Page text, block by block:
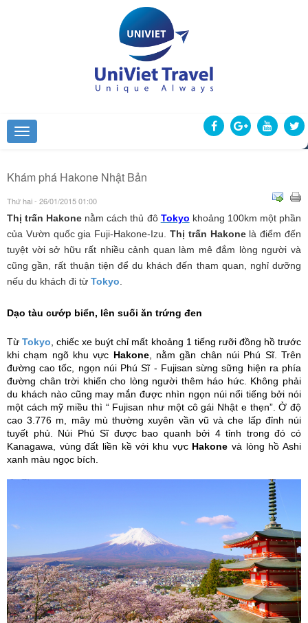
Khám phá Hakone Nhật Bản
Thứ hai - 26/01/2015 01:00
Thị trấn Hakone nằm cách thủ đô Tokyo khoảng 100km một phần
của Vườn quốc gia Fuji-Hakone-Izu. Thị trấn Hakonelà điểm đến
tuyệt vời sở hữu rất nhiều cảnh quan làm mê đắm lòng người và
cũng gần, rất thuận tiện để du khách đến tham quan, nghỉ dưỡng
nếu du khách đi từ Tokyo
Dạo tàu cướp biển, lên suối ăn trứng đen
TừTokyo , chiếc xe buýt chỉ mất khoảng 1 tiếng rưỡi đồng hồ trước
khi chạm ngõ khu vực Hakone, nằm gần chân núi Phú Sĩ. Trên
đường cao tốc, ngọn núi Phú Sĩ - Fujisan sừng sững hiện ra phía
đường chân trời khiến cho lòng người thêm háo hức. Không phải
du khách nào cũng may mắn được nhìn ngọn núi nổi tiếng bởi nói
một cách mỹ miều thì “ Fujisan như một cô gái Nhật e thẹn”. Ở độ
cao 3.776 m, mây mù thường xuyên vần vũ và che lấp đỉnh núi
tuyết phủ. Núi Phú Sĩ được bao quanh bởi 4 tỉnh trong đó có
Kanagawa, vùng đất liền kề với khu vực Hakonevà lòng hồ Ashi
xanh màu ngọc bích.